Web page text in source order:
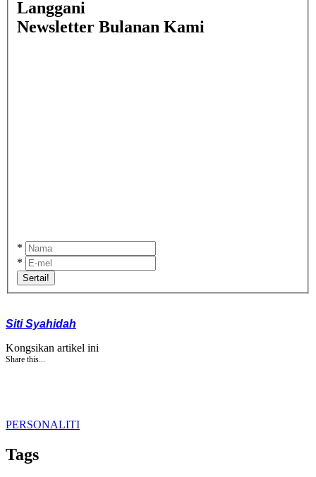
Langgani
Newsletter Bulanan Kami
*
*
Sertai!
Siti Syahidah
Kongsikan artikel ini
Share this...
PERSONALITI
Tags